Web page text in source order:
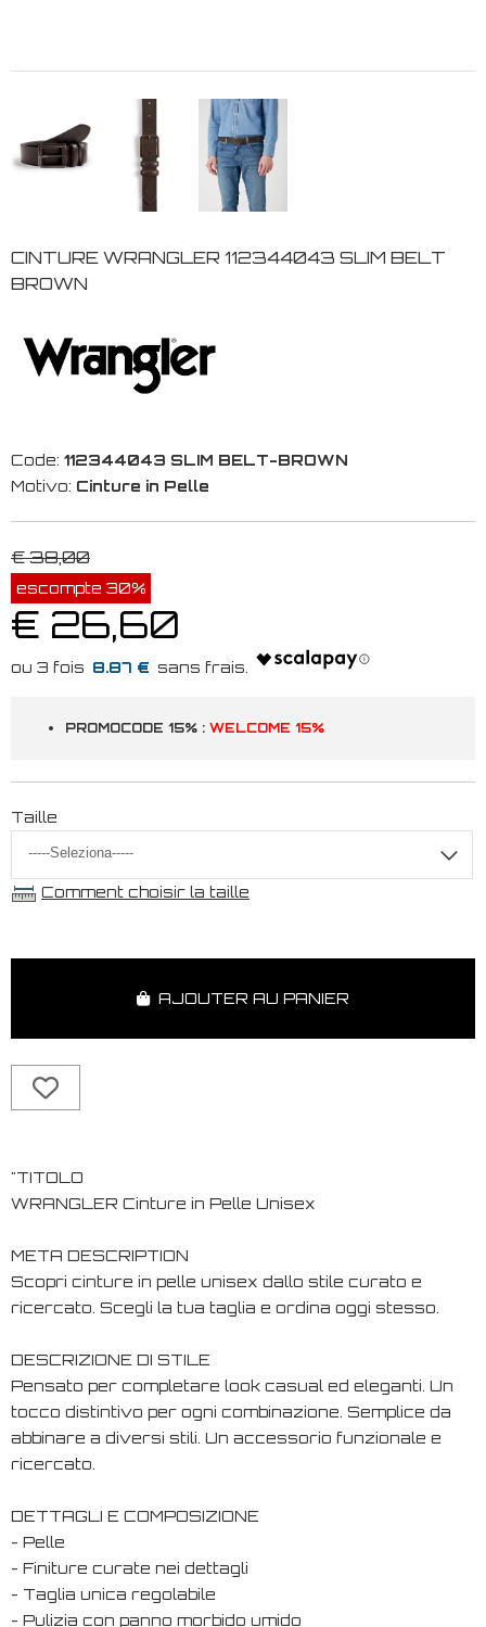
CINTURE WRANGLER 112344043 SLIM BELT
BROWN
Code: 112344043 SLIM BELT-BROWN
Motivo: Cinture in Pelle
€ 38,00
escompte 30%
€ 26,60
8.87 €
PROMOCODE 15% : WELCOME 15%
Taille
Comment choisir la taille
AJOUTER AU PANIER
"TITOLO
WRANGLER Cinture in Pelle Unisex
META DESCRIPTION
Scopri cinture in pelle unisex dallo stile curato e
ricercato. Scegli la tua taglia e ordina oggi stesso.
DESCRIZIONE DI STILE
Pensato per completare look casual ed eleganti. Un
tocco distintivo per ogni combinazione. Semplice da
abbinare a diversi stili. Un accessorio funzionale e
ricercato.
DETTAGLI E COMPOSIZIONE
- Pelle
- Finiture curate nei dettagli
- Taglia unica regolabile
- Pulizia con panno morbido umido